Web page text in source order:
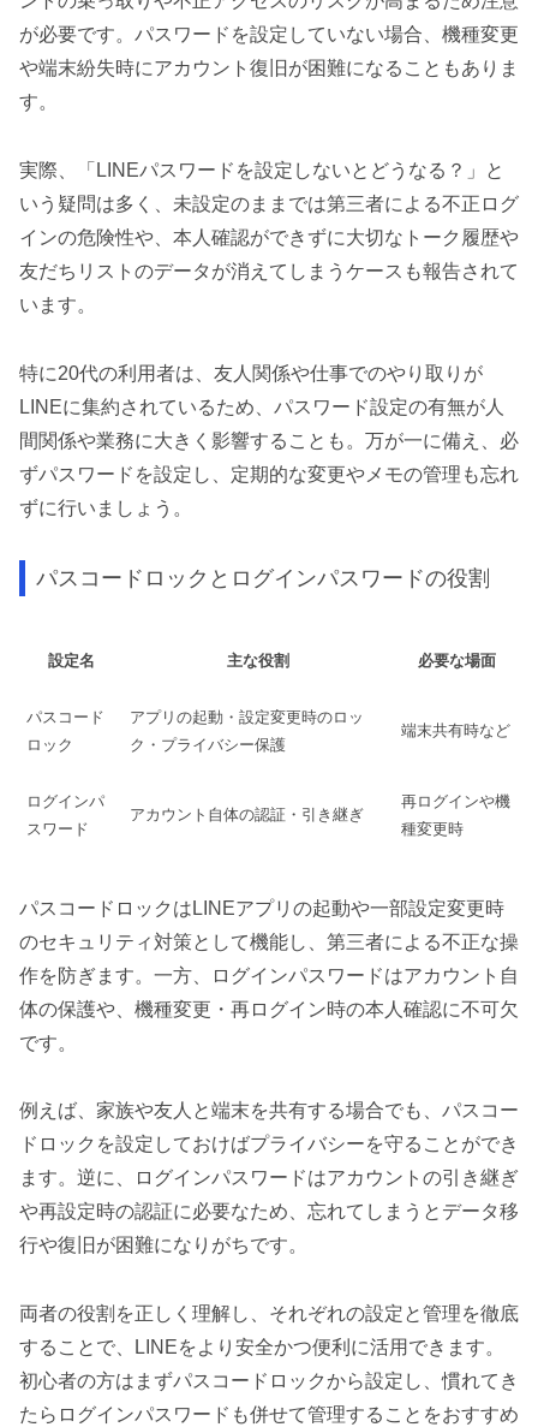
が必要です。パスワードを設定していない場合、機種変更
や端末紛失時にアカウント復旧が困難になることもありま
す。
実際、「LINEパスワードを設定しないとどうなる？」と
いう疑問は多く、未設定のままでは第三者による不正ログ
インの危険性や、本人確認ができずに大切なトーク履歴や
友だちリストのデータが消えてしまうケースも報告されて
います。
特に20代の利用者は、友人関係や仕事でのやり取りが
LINEに集約されているため、パスワード設定の有無が人
間関係や業務に大きく影響することも。万が一に備え、必
ずパスワードを設定し、定期的な変更やメモの管理も忘れ
ずに行いましょう。
パスコードロックとログインパスワードの役割
設定名 主な役割 必要な場面
パスコード
ロック
アプリの起動・設定変更時のロッ
ク・プライバシー保護
端末共有時など
ログインパ
スワード
アカウント自体の認証・引き継ぎ
再ログインや機
種変更時
パスコードロックはLINEアプリの起動や一部設定変更時
のセキュリティ対策として機能し、第三者による不正な操
作を防ぎます。一方、ログインパスワードはアカウント自
体の保護や、機種変更・再ログイン時の本人確認に不可欠
です。
例えば、家族や友人と端末を共有する場合でも、パスコー
ドロックを設定しておけばプライバシーを守ることができ
ます。逆に、ログインパスワードはアカウントの引き継ぎ
や再設定時の認証に必要なため、忘れてしまうとデータ移
行や復旧が困難になりがちです。
両者の役割を正しく理解し、それぞれの設定と管理を徹底
することで、LINEをより安全かつ便利に活用できます。
初心者の方はまずパスコードロックから設定し、慣れてき
たらログインパスワードも併せて管理することをおすすめ